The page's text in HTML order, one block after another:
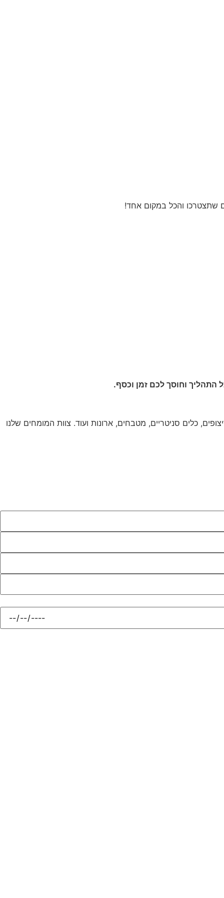
שתצטרכו והכל במקום אחד!
כלים סניטריים, מטבחים, ארונות ועוד. צוות המומחים שלנו